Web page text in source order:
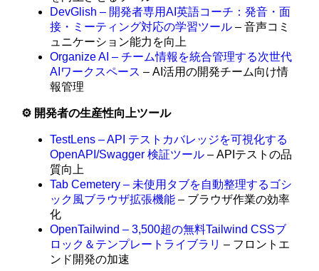
DevGlish – 開発者専用AI英語コーチ：発音・面
接・ミーティング対応の学習ツール – 音声コミ
ュニケーション能力を向上
Organize AI – チーム情報を統合管理する次世代
AIワークスペース – AI活用の開発チーム向け情
報管理
⚙️ 開発者の生産性向上ツール
TestLens – API テストカバレッジを可視化する
OpenAPI/Swagger 検証ツール – APIテストの品
質向上
Tab Cemetery – 未使用タブを自動整理するゴシ
ック風ブラウザ拡張機能 – ブラウザ作業の効率
化
OpenTailwind – 3,500超の無料Tailwind CSSブ
ロック＆テンプレートライブラリ – フロントエ
ンド開発の加速